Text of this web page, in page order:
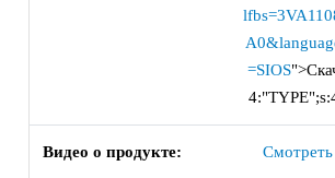
=SIOS
Видео о продукте: